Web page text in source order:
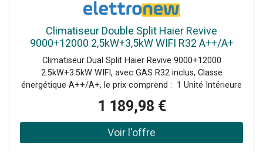
Climatiseur Double Split Haier Revive
9000+12000 2,5kW+3,5kW WIFI R32 A++/A+
Climatiseur Dual Split Haier Revive 9000+12000
2.5kW+3.5kW WIFI, avec GAS R32 inclus, Classe
énergétique A++/A+, le prix comprend : 1 Unité Intérieure
Intérieure Revive 3.5kW (AS35RHBHRA-M AABF3RE00) 1
Unité Extérieure 5.0kW (2U50MEFFRA AAB0T8E00) 2
télécommandes YR-HE Commande Wi-Fi intégrée pour
contrôler à distance le climatiseur avec hOn. Ce modèle
1 189,98 €